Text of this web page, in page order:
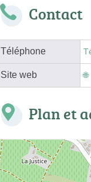
Contact
Téléphone
Site web
Plan et